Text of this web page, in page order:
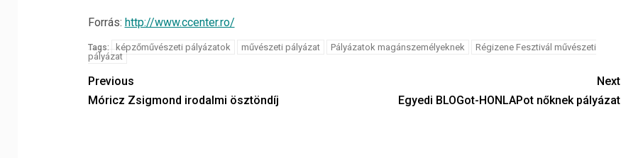
Forrás: http://www.ccenter.ro/
Tags: képzőművészeti pályázatok művészeti pályázat Pályázatok magánszemélyeknek
Régizene Fesztivál művészeti
pályázat
Previous
Móricz Zsigmond irodalmi ösztöndíj
Next
Egyedi BLOGot-HONLAPot nőknek pályázat